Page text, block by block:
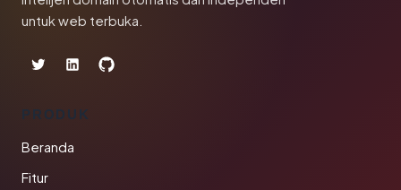
untuk web terbuka.
PRODUK
Beranda
Fitur